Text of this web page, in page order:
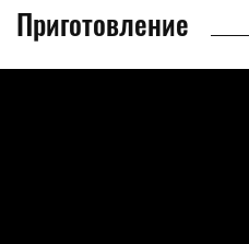
Приготовление